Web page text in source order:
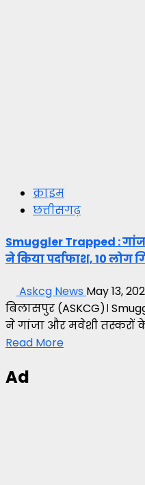
क्राइम
छत्तीसगढ़
Smuggler Trapped :
ने किया पर्दाफाश, 10 लोग
Askcg News May 13,
बिलासपुर (ASKCG)।
ने गांजा और मवेशी तस्करों
Read More
Ad